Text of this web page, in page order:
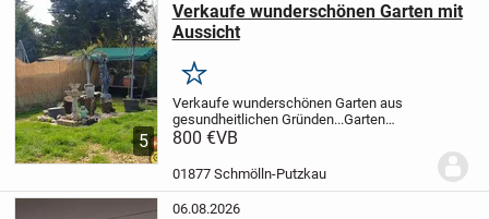
5
Verkaufe wunderschönen Garten mit
Aussicht
Merken
Verkaufe wunderschönen Garten aus
gesundheitlichen Gründen...Garten
befindet sich unterhalb vom Steinbruch in
Anbaupflichten..!!..und man ist schnell im
800 €VB
01877 Schmölln-Putzkau
06.08.2026